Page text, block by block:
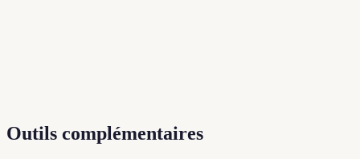
Outils complémentaires